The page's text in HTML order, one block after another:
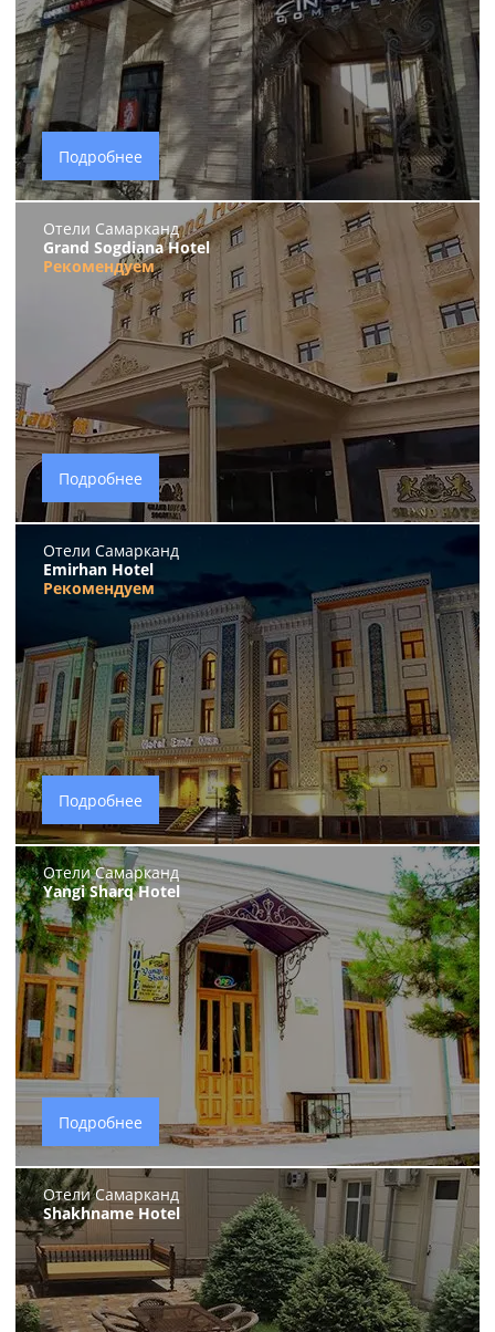
Подробнее
Отели Самарканд
Grand Sogdiana Hotel
Рекомендуем
Подробнее
Отели Самарканд
Emirhan Hotel
Рекомендуем
Подробнее
Отели Самарканд
Yangi Sharq Hotel
Подробнее
Отели Самарканд
Shakhname Hotel